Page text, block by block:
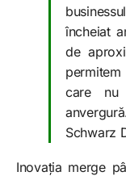
încheiat
de
care nu
Schwarz
Inovația merge